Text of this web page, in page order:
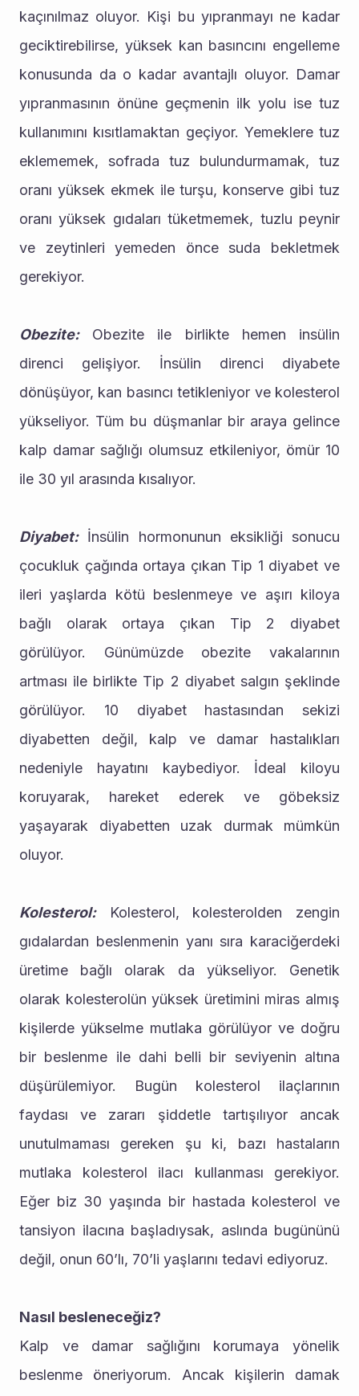
kaçınılmaz oluyor. Kişi bu yıpranmayı ne kadar
geciktirebilirse, yüksek kan basıncını engelleme
konusunda da o kadar avantajlı oluyor. Damar
yıpranmasının önüne geçmenin ilk yolu ise tuz
kullanımını kısıtlamaktan geçiyor. Yemeklere tuz
eklememek, sofrada tuz bulundurmamak, tuz
oranı yüksek ekmek ile turşu, konserve gibi tuz
oranı yüksek gıdaları tüketmemek, tuzlu peynir
ve zeytinleri yemeden önce suda bekletmek
gerekiyor.
Obezite: Obezite ile birlikte hemen insülin
direnci gelişiyor. İnsülin direnci diyabete
dönüşüyor, kan basıncı tetikleniyor ve kolesterol
yükseliyor. Tüm bu düşmanlar bir araya gelince
kalp damar sağlığı olumsuz etkileniyor, ömür 10
ile 30 yıl arasında kısalıyor.
Diyabet: İnsülin hormonunun eksikliği sonucu
çocukluk çağında ortaya çıkan Tip 1 diyabet ve
ileri yaşlarda kötü beslenmeye ve aşırı kiloya
bağlı olarak ortaya çıkan Tip 2 diyabet
görülüyor. Günümüzde obezite vakalarının
artması ile birlikte Tip 2 diyabet salgın şeklinde
görülüyor. 10 diyabet hastasından sekizi
diyabetten değil, kalp ve damar hastalıkları
nedeniyle hayatını kaybediyor. İdeal kiloyu
koruyarak, hareket ederek ve göbeksiz
yaşayarak diyabetten uzak durmak mümkün
oluyor.
Kolesterol: Kolesterol, kolesterolden zengin
gıdalardan beslenmenin yanı sıra karaciğerdeki
üretime bağlı olarak da yükseliyor. Genetik
olarak kolesterolün yüksek üretimini miras almış
kişilerde yükselme mutlaka görülüyor ve doğru
bir beslenme ile dahi belli bir seviyenin altına
düşürülemiyor. Bugün kolesterol ilaçlarının
faydası ve zararı şiddetle tartışılıyor ancak
unutulmaması gereken şu ki, bazı hastaların
mutlaka kolesterol ilacı kullanması gerekiyor.
Eğer biz 30 yaşında bir hastada kolesterol ve
tansiyon ilacına başladıysak, aslında bugününü
değil, onun 60’lı, 70’li yaşlarını tedavi ediyoruz.
Nasıl besleneceğiz?
Kalp ve damar sağlığını korumaya yönelik
beslenme öneriyorum. Ancak kişilerin damak